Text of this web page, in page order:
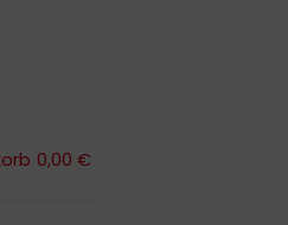
0,00 €
0,00 €